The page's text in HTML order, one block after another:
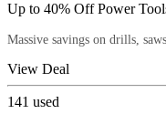
Up to 40% Off Power
Massive savings on drills,
View Deal
141 used